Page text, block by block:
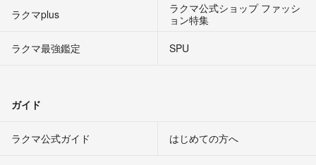
ラクマplus
ラクマ公式ショップ ファッシ
ョン特集
ラクマ最強鑑定
SPU
ガイド
ラクマ公式ガイド はじめての方へ